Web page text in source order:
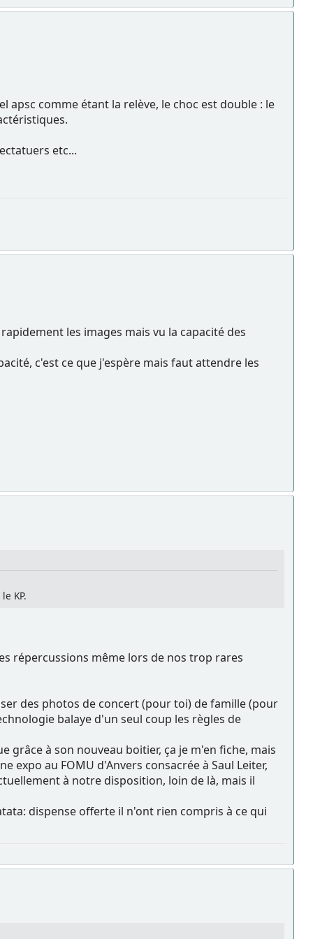
apsc comme étant la relève, le choc est double : le
etc...
les images mais vu la capacité des
c'est ce que j'espère mais faut attendre les
KP.
répercussions même lors de nos trop rares
des photos de concert (pour toi) de famille (pour
balaye d'un seul coup les règles de
grâce à son nouveau boitier, ça je m'en fiche, mais
expo au FOMU d'Anvers consacrée à Saul Leiter,
à notre disposition, loin de là, mais il
dispense offerte il n'ont rien compris à ce qui